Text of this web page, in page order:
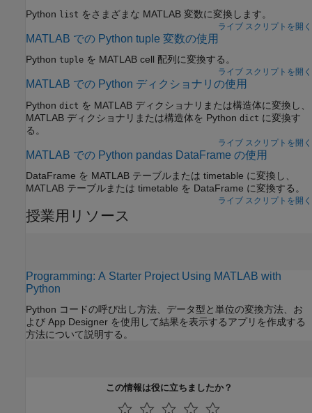
Python list をさまざまな MATLAB 変数に変換します。
ライブ スクリプトを開く
MATLAB での Python tuple 変数の使用
Python tuple を MATLAB cell 配列に変換する。
ライブ スクリプトを開く
MATLAB での Python ディクショナリの使用
Python dict を MATLAB ディクショナリまたは構造体に変換し、
MATLAB ディクショナリまたは構造体を Python dict に変換す
る。
ライブ スクリプトを開く
MATLAB での Python pandas DataFrame の使用
DataFrame を MATLAB テーブルまたは timetable に変換し、
MATLAB テーブルまたは timetable を DataFrame に変換する。
ライブ スクリプトを開く
授業用リソース
Programming: A Starter Project Using MATLAB with
Python
Python コードの呼び出し方法、データ型と単位の変換方法、お
よび App Designer を使用して結果を表示するアプリを作成する
方法について説明する。
この情報は役に立ちましたか？